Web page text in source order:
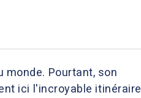
Pourtant, son
ici l'incroyable itinéraire